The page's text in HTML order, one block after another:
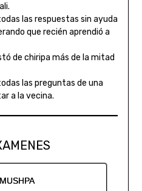
las respuestas sin ayuda
que recién aprendió a
de chiripa más de la mitad
las preguntas de una
a la vecina.